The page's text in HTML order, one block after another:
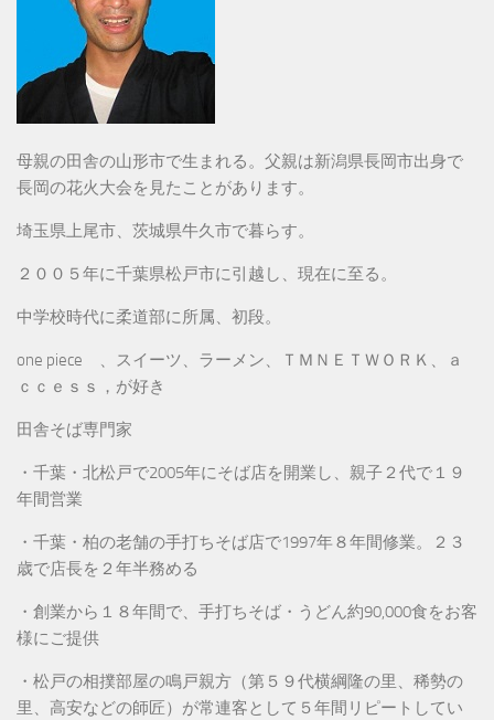
母親の田舎の山形市で生まれる。父親は新潟県長岡市出身で
長岡の花火大会を見たことがあります。
埼玉県上尾市、茨城県牛久市で暮らす。
２００５年に千葉県松戸市に引越し、現在に至る。
中学校時代に柔道部に所属、初段。
one piece 、スイーツ、ラーメン、ＴＭＮＥＴＷＯＲＫ、ａ
ｃｃｅｓｓ，が好き
田舎そば専門家
・千葉・北松戸で2005年にそば店を開業し、親子２代で１９
年間営業
・千葉・柏の老舗の手打ちそば店で1997年８年間修業。２３
歳で店長を２年半務める
・創業から１８年間で、手打ちそば・うどん約90,000食をお客
様にご提供
・松戸の相撲部屋の鳴戸親方（第５９代横綱隆の里、稀勢の
里、高安などの師匠）が常連客として５年間リピートしてい